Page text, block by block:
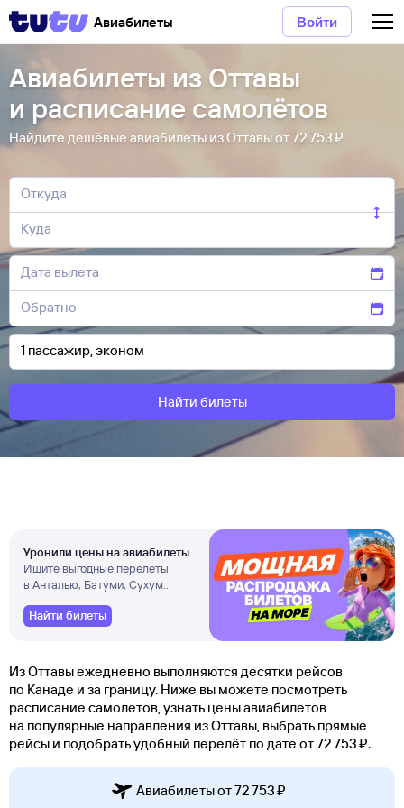
Авиабилеты Войти
Авиабилеты из Оттавы
и расписание самолётов
Найдите дешёвые авиабилеты из Оттавы от 72 ⁠753 ⁠₽
Найти билеты
Уронили цены на авиабилеты
Ищите выгодные перелёты
в Анталью, Батуми, Сухум
Найти билеты
Из Оттавы ежедневно выполняются десятки рейсов
по Канаде и за границу. Ниже вы можете посмотреть
расписание самолетов, узнать цены авиабилетов
на популярные направления из Оттавы, выбрать прямые
рейсы и подобрать удобный перелёт по дате от 72 ⁠753 ⁠₽.
Авиабилеты от 72 ⁠753 ⁠₽